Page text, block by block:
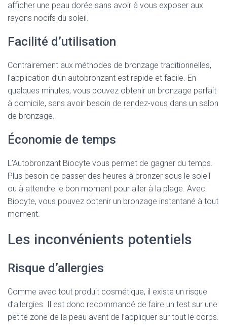
afficher une peau dorée sans avoir à vous exposer aux
rayons nocifs du soleil.
Facilité d’utilisation
Contrairement aux méthodes de bronzage traditionnelles,
l’application d’un autobronzant est rapide et facile. En
quelques minutes, vous pouvez obtenir un bronzage parfait
à domicile, sans avoir besoin de rendez-vous dans un salon
de bronzage.
Économie de temps
L’Autobronzant Biocyte vous permet de gagner du temps.
Plus besoin de passer des heures à bronzer sous le soleil
ou à attendre le bon moment pour aller à la plage. Avec
Biocyte, vous pouvez obtenir un bronzage instantané à tout
moment.
Les inconvénients potentiels
Risque d’allergies
Comme avec tout produit cosmétique, il existe un risque
d’allergies. Il est donc recommandé de faire un test sur une
petite zone de la peau avant de l’appliquer sur tout le corps.